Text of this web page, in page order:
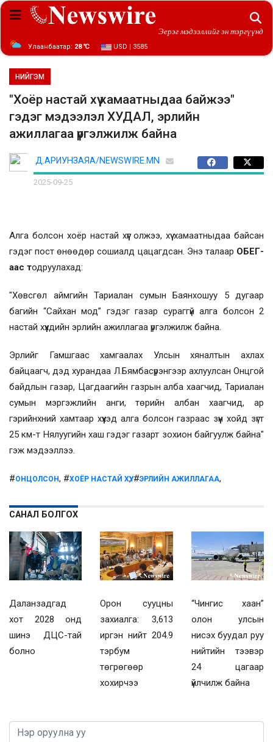
Эерэг мэдээллийг эн тэргүүнд
Улаанбаатар: 28 ℃ USD | 3585
НИЙГЭМ
"Хоёр настай хүү хамаатныдаа байжээ"
гэдэг мэдээлэл ХУДАЛ, эрлийн
ажиллагаа үргэлжилж байна
Д.АРИУНЗАЯА/NEWSWIRE.MN
2025-09-25
Алга болсон хоёр настай хүүг олжээ, хүү хамаатныдаа байсан
гэдэг пост өнөөдөр сошиалд цацагдсан. Энэ талаар ОБЕГ-
аас тодруулахад:
"Хөвсгөл аймгийн Тариалан сумын Баянхошуу 5 дугаар
багийн “Сайхан мод” гэдэг газар сураггүй алга болсон 2
настай хүүхдийн эрлийн ажиллагаа үргэлжилж байна.
Эрлийг Гамшгаас хамгаалах Улсын хяналтын ахлах
байцаагч, дэд хурандаа Л.Бямбасүрэнгээр ахлуулсан Онцгой
байдлын газар, Цагдаагийн газрын алба хаагчид, Тариалан
сумын мэргэжлийн анги, төрийн албан хаагчид, ар
гэрийнхний хамтаар хүүхэд алга болсон газраас зүүн хойд зүгт
25 км-т Нялуугийн хаш гэдэг газарт зохион байгуулж байна"
гэж мэдээллээ.
#ОНЦОЛСОН, #ХОЁР НАСТАЙ ХҮҮ, #ЭРЛИЙН АЖИЛЛАГАА,
САНАЛ БОЛГОХ
Даланзадгад
хот 2028 онд
шинэ ДЦС-тай
болно
Орон сууцны
захиалга: 3,613
иргэн нийт 204.9
тэрбум
төгрөгөөр
хохирчээ
“Чингис хаан”
олон улсын
нисэх буудал руу
нийтийн тээвэр
24 цагаар
үйлчилж байна